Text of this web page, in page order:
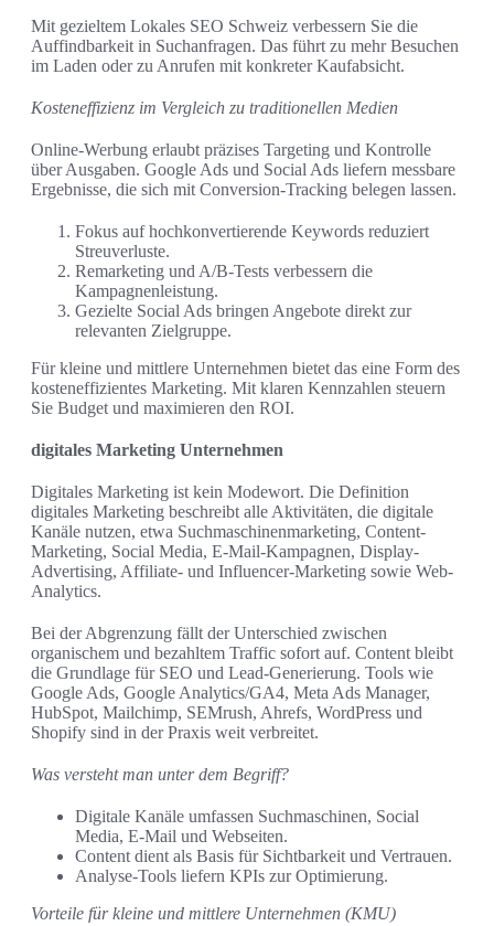
Mit gezieltem Lokales SEO Schweiz verbessern Sie die
Auffindbarkeit in Suchanfragen. Das führt zu mehr Besuchen
im Laden oder zu Anrufen mit konkreter Kaufabsicht.
Kosteneffizienz im Vergleich zu traditionellen Medien
Online-Werbung erlaubt präzises Targeting und Kontrolle
über Ausgaben. Google Ads und Social Ads liefern messbare
Ergebnisse, die sich mit Conversion-Tracking belegen lassen.
Fokus auf hochkonvertierende Keywords reduziert
Streuverluste.
Remarketing und A/B-Tests verbessern die
Kampagnenleistung.
Gezielte Social Ads bringen Angebote direkt zur
relevanten Zielgruppe.
Für kleine und mittlere Unternehmen bietet das eine Form des
kosteneffizientes Marketing. Mit klaren Kennzahlen steuern
Sie Budget und maximieren den ROI.
digitales Marketing Unternehmen
Digitales Marketing ist kein Modewort. Die Definition
digitales Marketing beschreibt alle Aktivitäten, die digitale
Kanäle nutzen, etwa Suchmaschinenmarketing, Content-
Marketing, Social Media, E-Mail-Kampagnen, Display-
Advertising, Affiliate- und Influencer-Marketing sowie Web-
Analytics.
Bei der Abgrenzung fällt der Unterschied zwischen
organischem und bezahltem Traffic sofort auf. Content bleibt
die Grundlage für SEO und Lead-Generierung. Tools wie
Google Ads, Google Analytics/GA4, Meta Ads Manager,
HubSpot, Mailchimp, SEMrush, Ahrefs, WordPress und
Shopify sind in der Praxis weit verbreitet.
Was versteht man unter dem Begriff?
Digitale Kanäle umfassen Suchmaschinen, Social
Media, E-Mail und Webseiten.
Content dient als Basis für Sichtbarkeit und Vertrauen.
Analyse-Tools liefern KPIs zur Optimierung.
Vorteile für kleine und mittlere Unternehmen (KMU)